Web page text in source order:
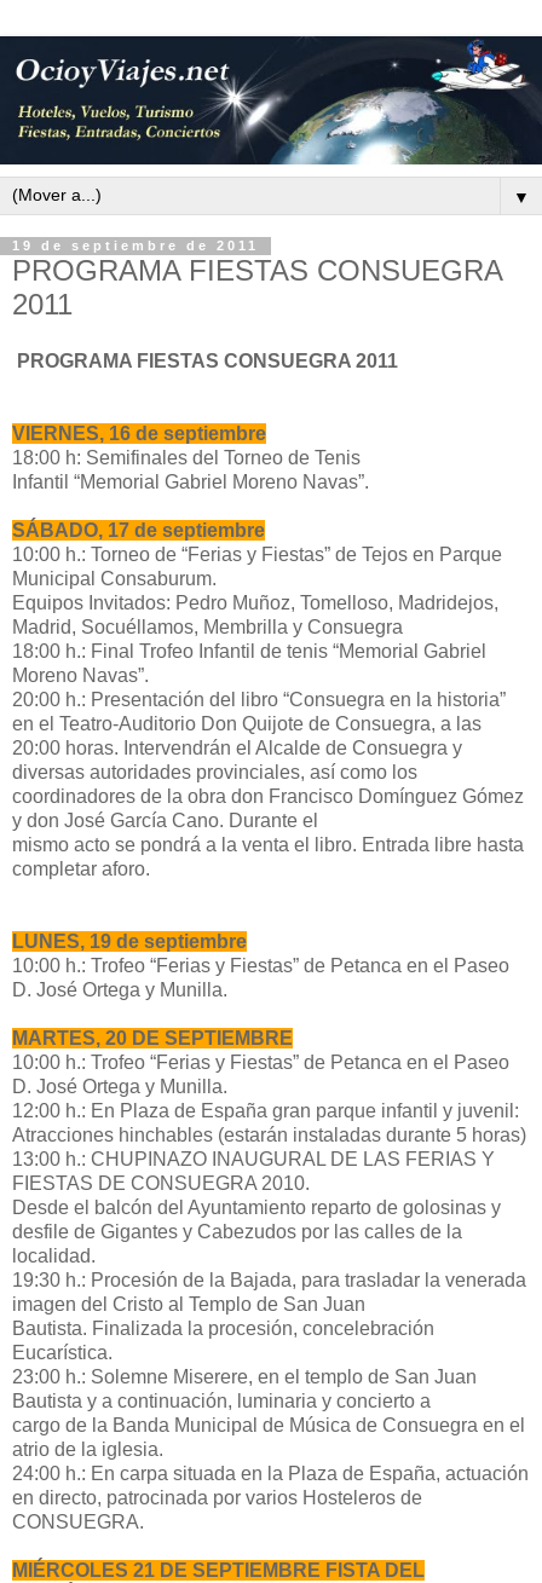
▼
19 de septiembre de 2011
PROGRAMA FIESTAS CONSUEGRA
2011
PROGRAMA FIESTAS CONSUEGRA 2011
VIERNES, 16 de septiembre
18:00 h: Semifinales del Torneo de Tenis
Infantil “Memorial Gabriel Moreno Navas”.
SÁBADO, 17 de septiembre
10:00 h.: Torneo de “Ferias y Fiestas” de Tejos en Parque
Municipal Consaburum.
Equipos Invitados: Pedro Muñoz, Tomelloso, Madridejos,
Madrid, Socuéllamos, Membrilla y Consuegra
18:00 h.: Final Trofeo Infantil de tenis “Memorial Gabriel
Moreno Navas”.
20:00 h.: Presentación del libro “Consuegra en la historia”
en el Teatro-Auditorio Don Quijote de Consuegra, a las
20:00 horas. Intervendrán el Alcalde de Consuegra y
diversas autoridades provinciales, así como los
coordinadores de la obra don Francisco Domínguez Gómez
y don José García Cano. Durante el
mismo acto se pondrá a la venta el libro. Entrada libre hasta
completar aforo.
LUNES, 19 de septiembre
10:00 h.: Trofeo “Ferias y Fiestas” de Petanca en el Paseo
D. José Ortega y Munilla.
MARTES, 20 DE SEPTIEMBRE
10:00 h.: Trofeo “Ferias y Fiestas” de Petanca en el Paseo
D. José Ortega y Munilla.
12:00 h.: En Plaza de España gran parque infantil y juvenil:
Atracciones hinchables (estarán instaladas durante 5 horas)
13:00 h.: CHUPINAZO INAUGURAL DE LAS FERIAS Y
FIESTAS DE CONSUEGRA 2010.
Desde el balcón del Ayuntamiento reparto de golosinas y
desfile de Gigantes y Cabezudos por las calles de la
localidad.
19:30 h.: Procesión de la Bajada, para trasladar la venerada
imagen del Cristo al Templo de San Juan
Bautista. Finalizada la procesión, concelebración
Eucarística.
23:00 h.: Solemne Miserere, en el templo de San Juan
Bautista y a continuación, luminaria y concierto a
cargo de la Banda Municipal de Música de Consuegra en el
atrio de la iglesia.
24:00 h.: En carpa situada en la Plaza de España, actuación
en directo, patrocinada por varios Hosteleros de
CONSUEGRA.
MIÉRCOLES 21 DE SEPTIEMBRE FISTA DEL